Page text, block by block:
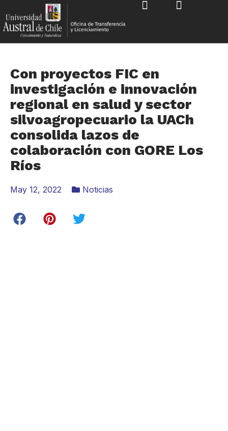
Con proyectos FIC en
investigación e innovación
regional en salud y sector
silvoagropecuario la UACh
consolida lazos de
colaboración con GORE Los
Ríos
May 12, 2022 Noticias